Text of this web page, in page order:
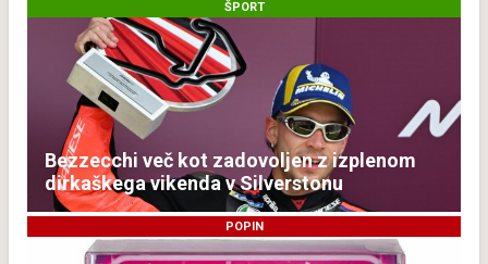
ŠPORT
Bezzecchi več kot zadovoljen z izplenom
dirkaškega vikenda v Silverstonu
POPIN